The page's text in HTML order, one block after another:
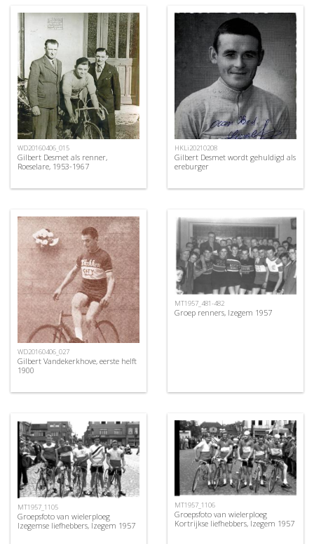
WD20160406_015
Gilbert Desmet als renner,
Roeselare, 1953-1967
HKLi20210208
Gilbert Desmet wordt gehuldigd als
ereburger
WD20160406_027
Gilbert Vandekerkhove, eerste helft
1900
MT1957_481-482
Groep renners, Izegem 1957
MT1957_1105
Groepsfoto van wielerploeg
Izegemse liefhebbers, Izegem 1957
MT1957_1106
Groepsfoto van wielerploeg
Kortrijkse liefhebbers, Izegem 1957